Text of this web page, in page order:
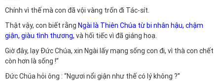
Chính vì thế mà con đã vội vàng trốn đi Tác-sít.
Thật vậy, con biết rằng Ngài là Thiên Chúa từ bi nhân hậu, chậm
giận, giàu tình thương, và hối tiếc vì đã giáng hoạ.
Giờ đây, lạy Đức Chúa, xin Ngài lấy mạng sống con đi, vì thà con chết
còn hơn là sống !”
Đức Chúa hỏi ông : “Ngươi nổi giận như thế có lý không ?”